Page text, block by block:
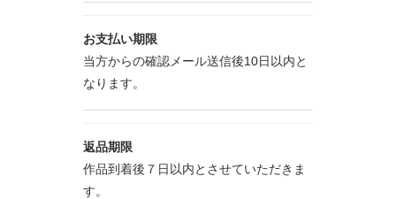
お支払い期限
当方からの確認メール送信後10日以内と
なります。
返品期限
作品到着後７日以内とさせていただきま
す。